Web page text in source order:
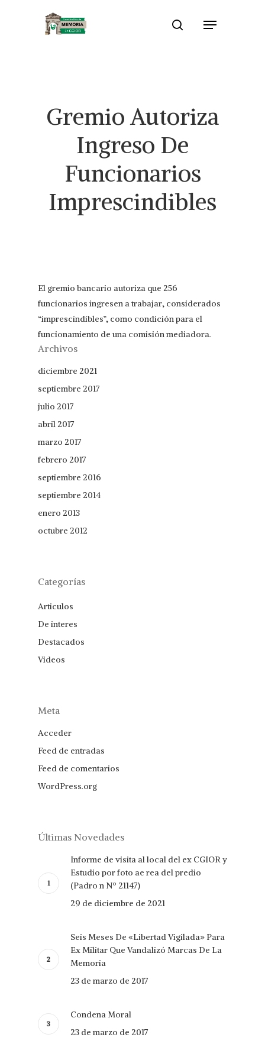
search
Menu
Gremio Autoriza
Ingreso De
Funcionarios
Imprescindibles
El gremio bancario autoriza que 256
funcionarios ingresen a trabajar, considerados
“imprescindibles”, como condición para el
funcionamiento de una comisión mediadora.
Archivos
diciembre 2021
septiembre 2017
julio 2017
abril 2017
marzo 2017
febrero 2017
septiembre 2016
septiembre 2014
enero 2013
octubre 2012
Categorías
Articulos
De interes
Destacados
Videos
Meta
Acceder
Feed de entradas
Feed de comentarios
WordPress.org
Últimas Novedades
Informe de visita al local del ex CGIOR y
Estudio por foto ae rea del predio
(Padro n Nº 21147)
29 de diciembre de 2021
Seis Meses De «Libertad Vigilada» Para
Ex Militar Que Vandalizó Marcas De La
Memoria
23 de marzo de 2017
Condena Moral
23 de marzo de 2017